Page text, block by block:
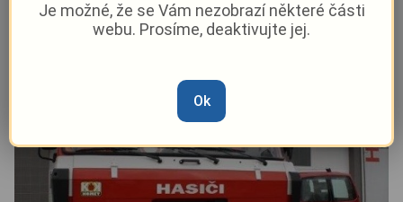
Marie Osvaldová –9. 2. 2025|06:28
Je možné, že se Vám nezobrazí některé části
webu. Prosíme, deaktivujte jej.
Ok